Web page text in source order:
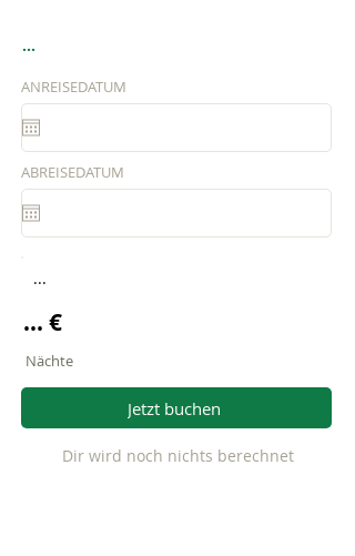
...
ANREISEDATUM
ABREISEDATUM
...
... €
Nächte
Jetzt buchen
Dir wird noch nichts berechnet